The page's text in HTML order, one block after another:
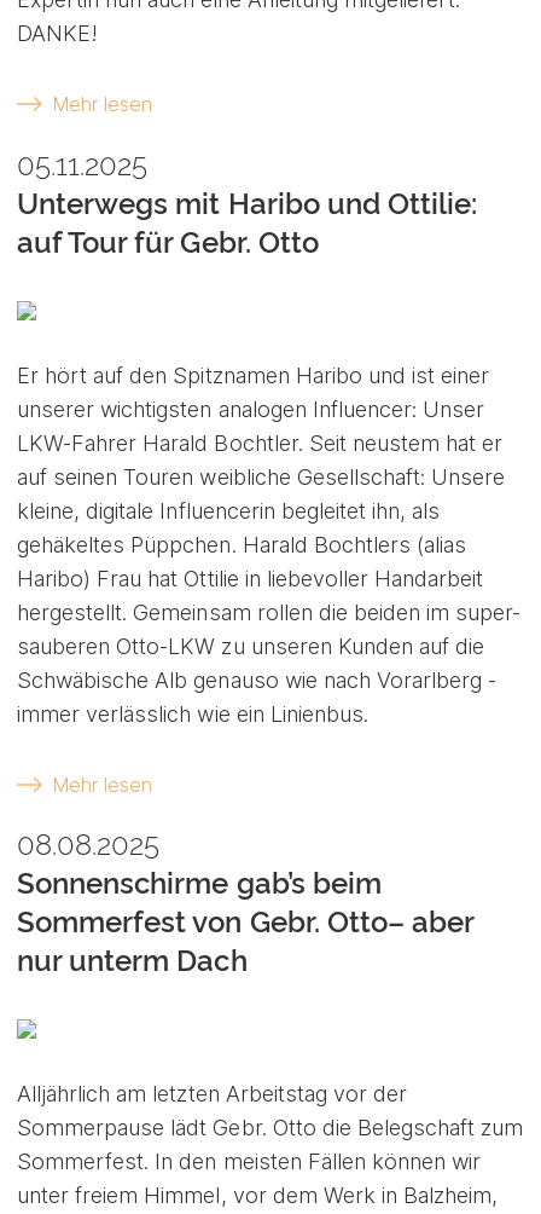
DANKE!
Mehr lesen
05.11.2025
Unterwegs mit Haribo und Ottilie:
auf Tour für Gebr. Otto
Er hört auf den Spitznamen Haribo und ist einer
unserer wichtigsten analogen Influencer: Unser
LKW-Fahrer Harald Bochtler. Seit neustem hat er
auf seinen Touren weibliche Gesellschaft: Unsere
kleine, digitale Influencerin begleitet ihn, als
gehäkeltes Püppchen. Harald Bochtlers (alias
Haribo) Frau hat Ottilie in liebevoller Handarbeit
hergestellt. Gemeinsam rollen die beiden im super-
sauberen Otto-LKW zu unseren Kunden auf die
Schwäbische Alb genauso wie nach Vorarlberg -
immer verlässlich wie ein Linienbus.
Mehr lesen
08.08.2025
Sonnenschirme gab’s beim
Sommerfest von Gebr. Otto– aber
nur unterm Dach
Alljährlich am letzten Arbeitstag vor der
Sommerpause lädt Gebr. Otto die Belegschaft zum
Sommerfest. In den meisten Fällen können wir
unter freiem Himmel, vor dem Werk in Balzheim,